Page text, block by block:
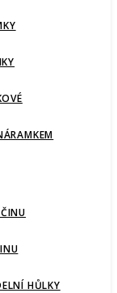
HŮLKY